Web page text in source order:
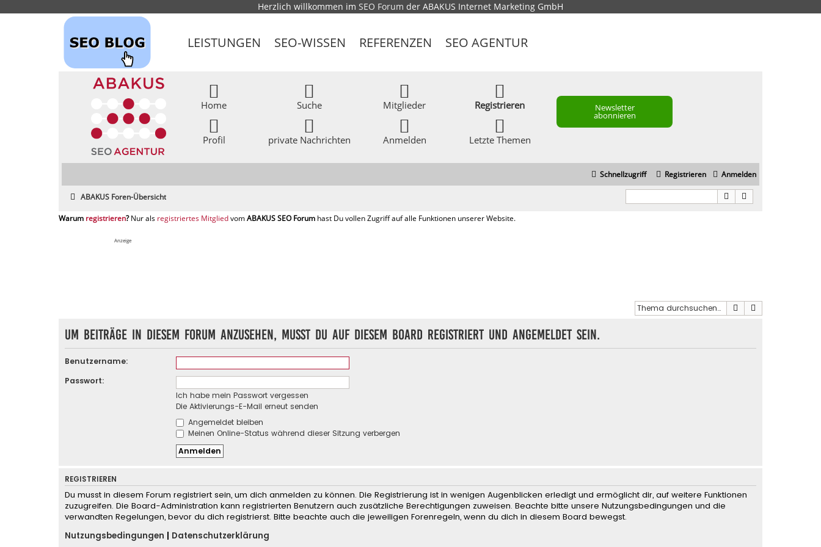
Herzlich willkommen im SEO Forum der ABAKUS Internet Marketing GmbH
LEISTUNGEN SEO-WISSEN REFERENZEN SEO AGENTUR
Home
Profil
Suche
private Nachrichten
Mitglieder
Anmelden
Registrieren
Letzte Themen
Newsletter
abonnieren
Schnellzugriff Anmelden
Registrieren
ABAKUS Foren-Übersicht
registrieren registriertes Mitglied
Anzeige
Suche
Um Beiträge in diesem Forum anzusehen, musst du auf diesem Board registriert und angemeldet sein.
Benutzername:
Passwort:
Ich habe mein Passwort vergessen
Die Aktivierungs-E-Mail erneut senden
Angemeldet bleiben
Meinen Online-Status während dieser Sitzung verbergen
REGISTRIEREN
Du musst in diesem Forum registriert sein, um dich anmelden zu können. Die Registrierung ist in wenigen Augenblicken erledigt und ermöglicht dir, auf weitere Funktionen
zuzugreifen. Die Board-Administration kann registrierten Benutzern auch zusätzliche Berechtigungen zuweisen. Beachte bitte unsere Nutzungsbedingungen und die
verwandten Regelungen, bevor du dich registrierst. Bitte beachte auch die jeweiligen Forenregeln, wenn du dich in diesem Board bewegst.
Nutzungsbedingungen | Datenschutzerklärung